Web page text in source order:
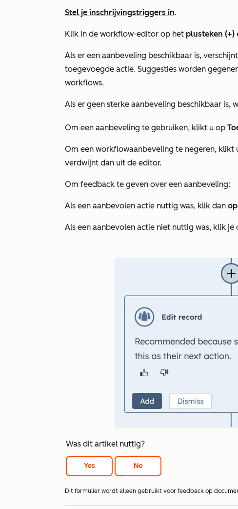
Stel je inschrijvingstriggers in.
Klik in de workflow-editor op het plusteken (+)
Als er een aanbeveling beschikbaar is,
toegevoegde actie. Suggesties worden
workflows.
Als er geen sterke aanbeveling beschikbaar is,
Om een aanbeveling te gebruiken, klikt u op
Om een workflowaanbeveling te negeren, klikt
verdwijnt dan uit de editor.
Om feedback te geven over een aanbeveling:
Als een aanbevolen actie nuttig was, klik dan
Als een aanbevolen actie niet nuttig was, klik je
Was dit artikel nuttig?
Yes No
Dit formulier wordt alleen gebruikt voor feedback op